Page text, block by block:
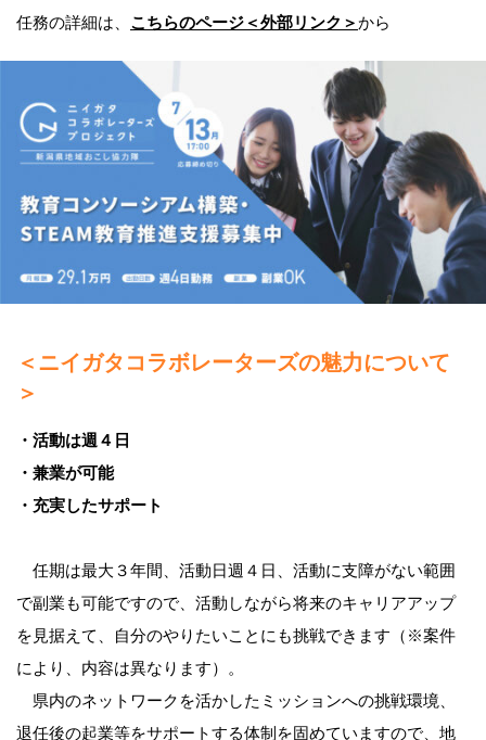
任務の詳細は、 こちらのページ＜外部リンク＞から
＜ニイガタコラボレーターズの魅力について
＞
・活動は週４日
・兼業が可能
・充実したサポート
任期は最大３年間、活動日週４日、活動に支障がない範囲
で副業も可能ですので、活動しながら将来のキャリアアップ
を見据えて、自分のやりたいことにも挑戦できます（※案件
により、内容は異なります）。
県内のネットワークを活かしたミッションへの挑戦環境、
退任後の起業等をサポートする体制を固めていますので、地